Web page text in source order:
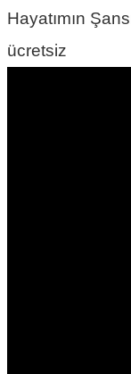
Hayatımın
ücretsiz